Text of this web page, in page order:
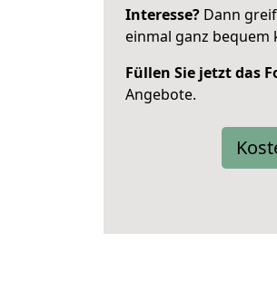
Interesse? Dann
einmal ganz bequem
Füllen Sie jetzt das
Angebote.